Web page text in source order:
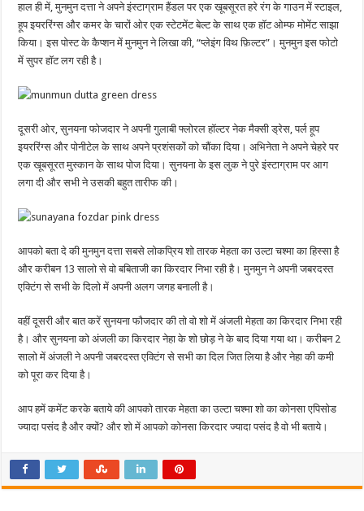
हाल ही में, मुनमुन दत्ता ने अपने इंस्टाग्राम हैंडल पर एक खूबसूरत हरे रंग के गाउन में स्टाइल,
हूप इयररिंग्स और कमर के चारों ओर एक स्टेटमेंट बेल्ट के साथ एक हॉट ओम्फ मोमेंट साझा
किया। इस पोस्ट के कैप्शन में मुनमुन ने लिखा की, “प्लेइंग विथ फ़िल्टर”। मुनमुन इस फोटो
में सुपर हॉट लग रही है।
दूसरी ओर, सुनयना फोजदार ने अपनी गुलाबी फ्लोरल हॉल्टर नेक मैक्सी ड्रेस, पर्ल हूप
इयररिंग्स और पोनीटेल के साथ अपने प्रशंसकों को चौंका दिया। अभिनेता ने अपने चेहरे पर
एक खूबसूरत मुस्कान के साथ पोज दिया। सुनयना के इस लुक ने पुरे इंस्टाग्राम पर आग
लगा दी और सभी ने उसकी बहुत तारीफ की।
आपको बता दे की मुनमुन दत्ता सबसे लोकप्रिय शो तारक मेहता का उल्टा चश्मा का हिस्सा है
और करीबन 13 सालो से वो बबिताजी का किरदार निभा रही है। मुनमुन ने अपनी जबरदस्त
एक्टिंग से सभी के दिलो में अपनी अलग जगह बनाली है।
वहीं दूसरी और बात करें सुनयना फौजदार की तो वो शो में अंजली मेहता का किरदार निभा रही
है। और सुनयना को अंजली का किरदार नेहा के शो छोड़ ने के बाद दिया गया था। करीबन 2
सालो में अंजली ने अपनी जबरदस्त एक्टिंग से सभी का दिल जित लिया है और नेहा की कमी
को पूरा कर दिया है।
आप हमें कमेंट करके बताये की आपको तारक मेहता का उल्टा चश्मा शो का कोनसा एपिसोड
ज्यादा पसंद है और क्यों? और शो में आपको कोनसा किरदार ज्यादा पसंद है वो भी बताये।